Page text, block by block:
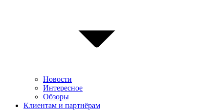
Новости
Интересное
Обзоры
Клиентам и партнёрам